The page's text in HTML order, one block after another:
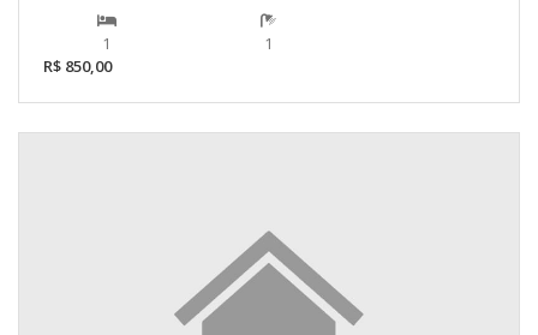
1
1
R$ 850,00